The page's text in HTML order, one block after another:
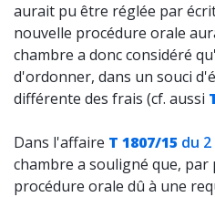
aurait pu être réglée par
nouvelle procédure orale
chambre a donc considéré
d'ordonner, dans un souci
différente des frais (cf. aussi
Dans l'affaire T 1807/15 du
chambre a souligné que,
procédure orale dû à une